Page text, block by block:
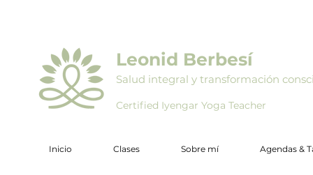
Leonid Berbesí
Certified Iyengar Yoga Teacher
Salud integral y transformación
Inicio Clases Sobre mí Agendas &